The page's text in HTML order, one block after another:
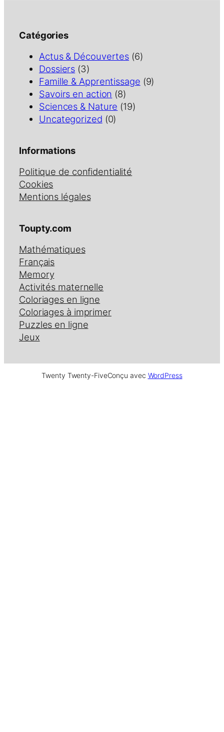
Catégories
Actus & Découvertes (6)
Dossiers (3)
Famille & Apprentissage (9)
Savoirs en action (8)
Sciences & Nature (19)
Uncategorized (0)
Informations
Politique de confidentialité
Cookies
Mentions légales
Toupty.com
Mathématiques
Français
Memory
Activités maternelle
Coloriages en ligne
Coloriages à imprimer
Puzzles en ligne
Jeux
Twenty Twenty-FiveConçu avec WordPress